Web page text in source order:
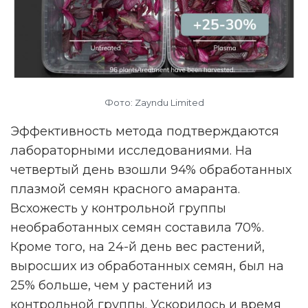
Фото: Zayndu Limited
Эффективность метода подтверждаются
лабораторными исследованиями. На
четвертый день взошли 94% обработанных
плазмой семян красного амаранта.
Всхожесть у контрольной группы
необработанных семян составила 70%.
Кроме того, на 24-й день вес растений,
выросших из обработанных семян, был на
25% больше, чем у растений из
контрольной группы. Ускорилось и время
НАМ ВАЖНО ВАШЕ МНЕНИЕ!
2VtzqwFxGM8